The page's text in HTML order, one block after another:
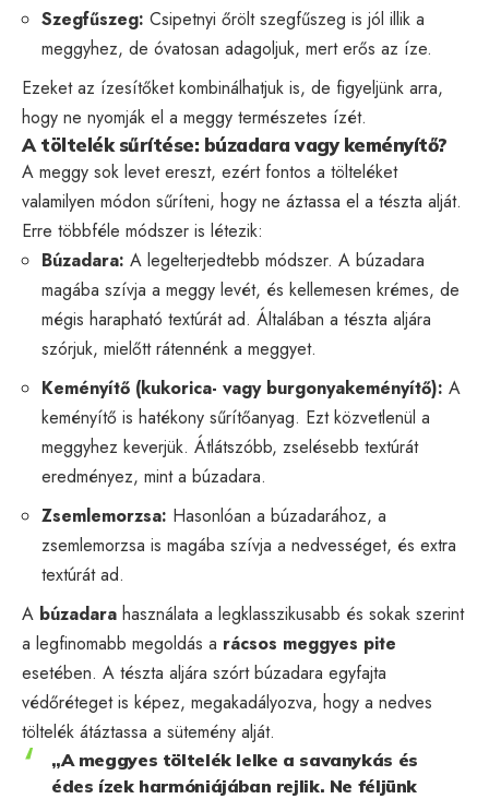
Szegfűszeg: Csipetnyi őrölt szegfűszeg is jól illik a
meggyhez, de óvatosan adagoljuk, mert erős az íze.
Ezeket az ízesítőket kombinálhatjuk is, de figyeljünk arra,
hogy ne nyomják el a meggy természetes ízét.
A töltelék sűrítése: búzadara vagy keményítő?
A meggy sok levet ereszt, ezért fontos a tölteléket
valamilyen módon sűríteni, hogy ne áztassa el a tészta alját.
Erre többféle módszer is létezik:
Búzadara: A legelterjedtebb módszer. A búzadara
magába szívja a meggy levét, és kellemesen krémes, de
mégis harapható textúrát ad. Általában a tészta aljára
szórjuk, mielőtt rátennénk a meggyet.
Keményítő (kukorica- vagy burgonyakeményítő): A
keményítő is hatékony sűrítőanyag. Ezt közvetlenül a
meggyhez keverjük. Átlátszóbb, zselésebb textúrát
eredményez, mint a búzadara.
Zsemlemorzsa: Hasonlóan a búzadarához, a
zsemlemorzsa is magába szívja a nedvességet, és extra
textúrát ad.
A búzadara használata a legklasszikusabb és sokak szerint
a legfinomabb megoldás a rácsos meggyes pite
esetében. A tészta aljára szórt búzadara egyfajta
védőréteget is képez, megakadályozva, hogy a nedves
töltelék átáztassa a sütemény alját.
„A meggyes töltelék lelke a savanykás és
édes ízek harmóniájában rejlik. Ne féljünk